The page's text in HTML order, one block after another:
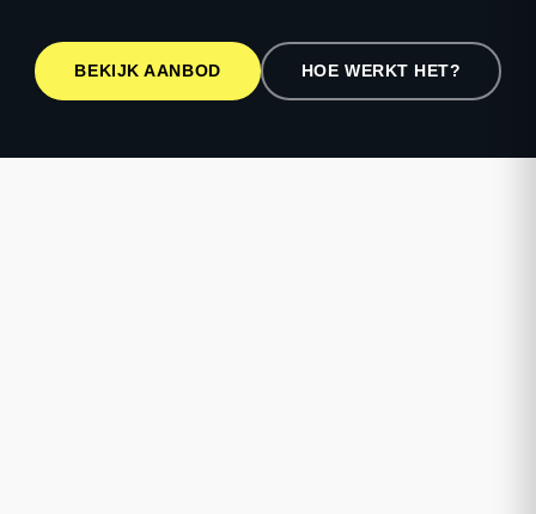
BEKIJK AANBOD HOE WERKT HET?